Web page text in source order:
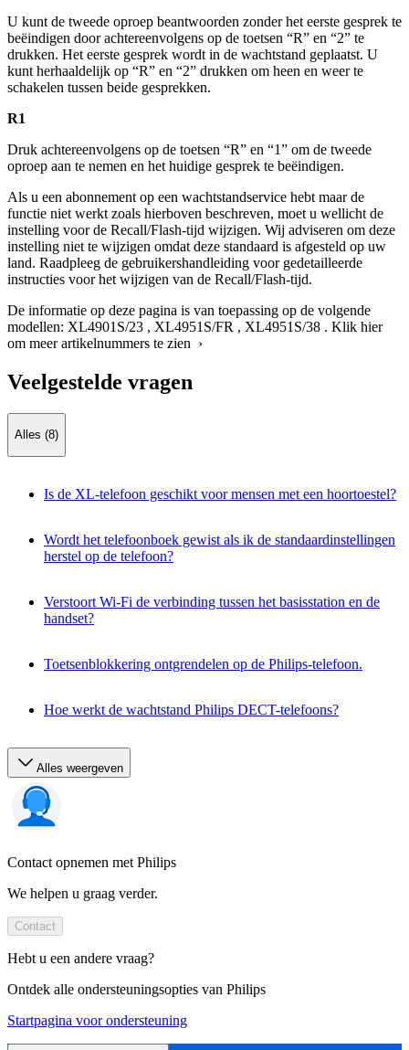
U kunt de tweede oproep beantwoorden zonder het eerste gesprek te
beëindigen door achtereenvolgens op de toetsen “R” en “2” te
drukken. Het eerste gesprek wordt in de wachtstand geplaatst. U
kunt herhaaldelijk op “R” en “2” drukken om heen en weer te
schakelen tussen beide gesprekken.
R1
Druk achtereenvolgens op de toetsen “R” en “1” om de tweede
oproep aan te nemen en het huidige gesprek te beëindigen.
Als u een abonnement op een wachtstandservice hebt maar de
functie niet werkt zoals hierboven beschreven, moet u wellicht de
instelling voor de Recall/Flash-tijd wijzigen. Wij adviseren om deze
instelling niet te wijzigen omdat deze standaard is afgesteld op uw
land. Raadpleeg de gebruikershandleiding voor gedetailleerde
instructies voor het wijzigen van de Recall/Flash-tijd.
De informatie op deze pagina is van toepassing op de volgende
modellen: XL4901S/23 , XL4951S/FR , XL4951S/38 . Klik hier
om meer artikelnummers te zien ›
Veelgestelde vragen
Alles (8)
Is de XL-telefoon geschikt voor mensen met een hoortoestel?
Wordt het telefoonboek gewist als ik de standaardinstellingen
herstel op de telefoon?
Verstoort Wi-Fi de verbinding tussen het basisstation en de
handset?
Toetsenblokkering ontgrendelen op de Philips-telefoon.
Hoe werkt de wachtstand Philips DECT-telefoons?
Alles weergeven
Contact opnemen met Philips
We helpen u graag verder.
Contact
Hebt u een andere vraag?
Ontdek alle ondersteuningsopties van Philips
Startpagina voor ondersteuning